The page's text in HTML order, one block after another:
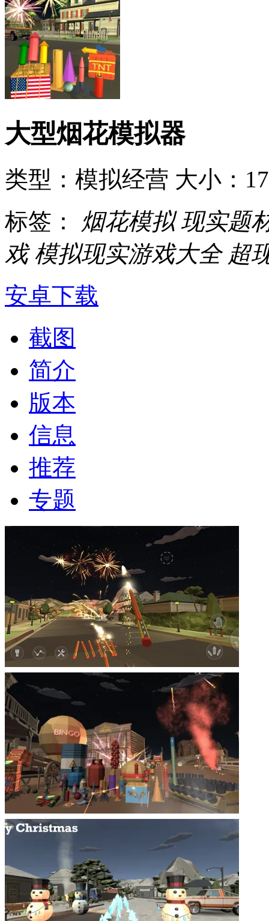
大型烟花模拟器
类型：模拟经营 大小：
标签： 烟花模拟 现实题
戏 模拟现实游戏大全 超
安卓下载
截图
简介
版本
信息
推荐
专题